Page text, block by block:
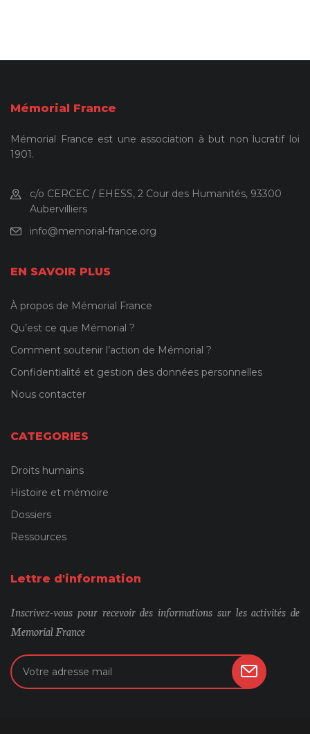
Mémorial France
Mémorial France est une association à but non lucratif loi
1901.
c/o CERCEC / EHESS, 2 Cour des Humanités, 93300
Aubervilliers
info@memorial-france.org
EN SAVOIR PLUS
À propos de Mémorial France
Qu’est ce que Mémorial ?
Comment soutenir l’action de Mémorial ?
Confidentialité et gestion des données personnelles
Nous contacter
CATEGORIES
Droits humains
Histoire et mémoire
Dossiers
Ressources
Lettre d'information
Inscrivez-vous pour recevoir des informations sur les activités de
Memorial France